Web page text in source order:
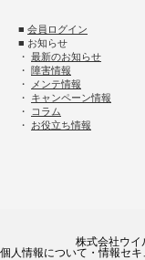
■ 会員ログイン
■ お知らせ
・ 最新のお知らせ
・ 障害情報
・
メンテ情報
・ キャンペーン情報
・
コラム
・ お役立ち情報
株式会社ウイ
個人情報について・情報セ